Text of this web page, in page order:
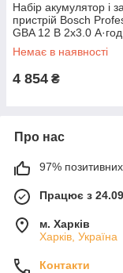
Набір акумулятор і
пристрій Bosch
GBA 12 В 2х3.0
12V-40
Немає в наявності
4 854 ₴
Про нас
97% позитивних
Працює з
м. Харків
Харків, Україна
Контакти